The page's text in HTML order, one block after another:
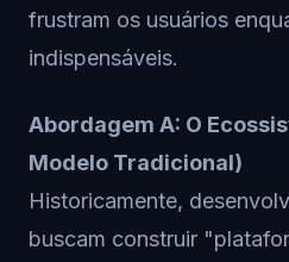
frustram os usuários
indispensáveis.
Abordagem A: O
Modelo Tradicional)
Historicamente,
buscam construir